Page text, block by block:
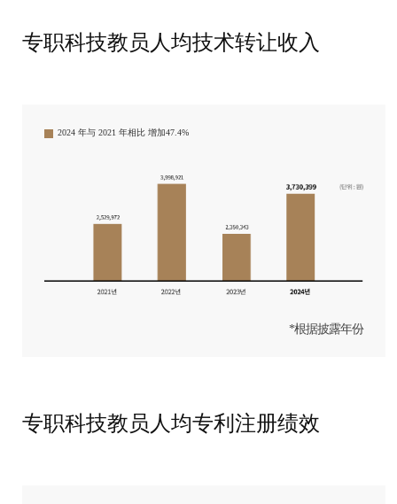
专职科技教员人均技术转让收入
2024 年与 2021 年相比 增加47.4%
*根据披露年份
专职科技教员人均专利注册绩效